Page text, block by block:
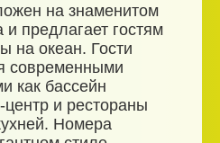
на знаменитом
предлагает гостям
на океан. Гости
современными
как бассейн
и рестораны
Номера